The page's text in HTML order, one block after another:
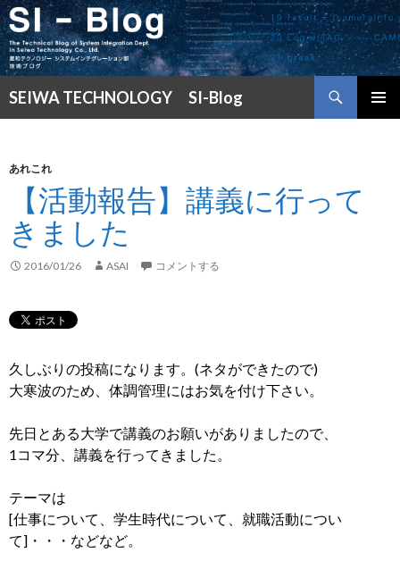
SEIWA TECHNOLOGY SI-Blog
索
ン
ス
キ
ッ
あれこれ
【活動報告】講義に行って
きました
2016/01/26 ASAI コメントする
久しぶりの投稿になります。(ネタができたので)
大寒波のため、体調管理にはお気を付け下さい。
先日とある大学で講義のお願いがありましたので、
1コマ分、講義を行ってきました。
テーマは
[仕事について、学生時代について、就職活動につい
て]・・・などなど。